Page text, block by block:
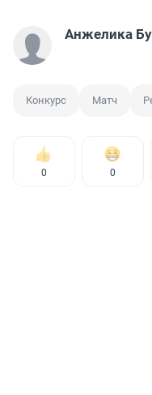
Анжелика
Конкурс Матч
0 0